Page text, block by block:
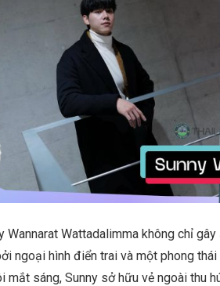
Wannarat Wattadalimma không chỉ
ngoại hình điển trai và một phong
mắt sáng, Sunny sở hữu vẻ ngoài thu